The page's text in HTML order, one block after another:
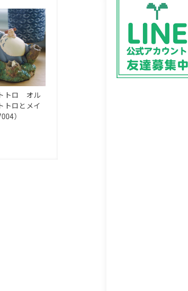
トロ オル
ロとメイ
）